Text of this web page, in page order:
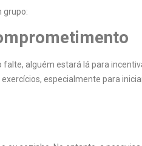
grupo:
alguém estará lá para
especialmente para